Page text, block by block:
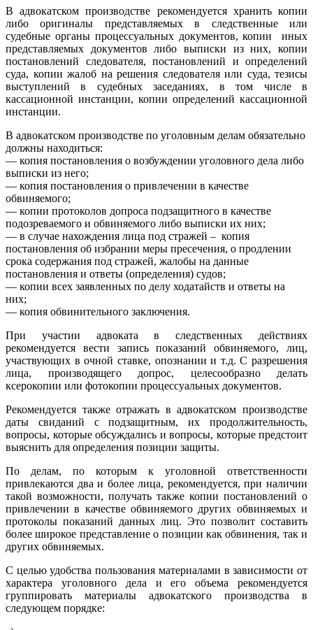
В адвокатском производстве рекомендуется хранить копии
либо оригиналы представляемых в следственные или
судебные органы процессуальных документов, копии иных
представляемых документов либо выписки из них, копии
постановлений следователя, постановлений и определений
суда, копии жалоб на решения следователя или суда, тезисы
выступлений в судебных заседаниях, в том числе в
кассационной инстанции, копии определений кассационной
инстанции.
В адвокатском производстве по уголовным делам обязательно
должны находиться:
— копия постановления о возбуждении уголовного дела либо
выписки из него;
— копия постановления о привлечении в качестве
обвиняемого;
— копии протоколов допроса подзащитного в качестве
подозреваемого и обвиняемого либо выписки их них;
— в случае нахождения лица под стражей – копия
постановления об избрании меры пресечения, о продлении
срока содержания под стражей, жалобы на данные
постановления и ответы (определения) судов;
— копии всех заявленных по делу ходатайств и ответы на
них;
— копия обвинительного заключения.
При участии адвоката в следственных действиях
рекомендуется вести запись показаний обвиняемого, лиц,
участвующих в очной ставке, опознании и т.д. С разрешения
лица, производящего допрос, целесообразно делать
ксерокопии или фотокопии процессуальных документов.
Рекомендуется также отражать в адвокатском производстве
даты свиданий с подзащитным, их продолжительность,
вопросы, которые обсуждались и вопросы, которые предстоит
выяснить для определения позиции защиты.
По делам, по которым к уголовной ответственности
привлекаются два и более лица, рекомендуется, при наличии
такой возможности, получать также копии постановлений о
привлечении в качестве обвиняемого других обвиняемых и
протоколы показаний данных лиц. Это позволит составить
более широкое представление о позиции как обвинения, так и
других обвиняемых.
С целью удобства пользования материалами в зависимости от
характера уголовного дела и его объема рекомендуется
группировать материалы адвокатского производства в
следующем порядке: